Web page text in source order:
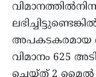
വിമാനം 625